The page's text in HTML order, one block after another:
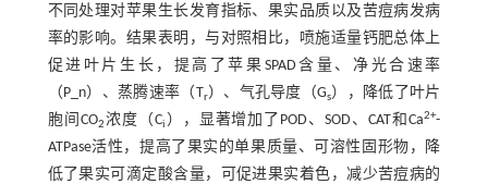
不同处理对苹果生长发育指标、果实品质以及苦痘病发病
率的影响。结果表明，与对照相比，喷施适量钙肥总体上
促进叶片生长，提高了苹果SPAD含量、净光合速率
（P_n）、蒸腾速率（Tr）、气孔导度（Gs），降低了叶片
胞间CO2浓度（Ci ），显著增加了POD、SOD、CAT和Ca2+-
ATPase活性，提高了果实的单果质量、可溶性固形物，降
低了果实可滴定酸含量，可促进果实着色，减少苦痘病的